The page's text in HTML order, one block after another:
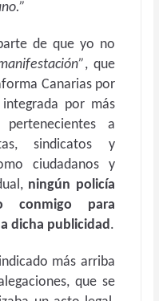
de que yo no
, que
Canarias por
por más
pertenecientes a
sindicatos y
ciudadanos y
ningún policía
conmigo para
dicha publicidad.
más arriba
que se